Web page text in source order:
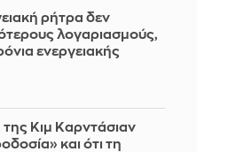
ρήτρα δεν
λογαριασμούς,
ενεργειακής
Κιμ Καρντάσιαν
και ότι τη